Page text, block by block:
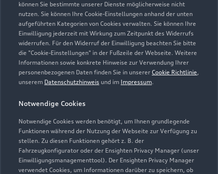
können Sie bestimmte unserer Dienste möglicherweise nicht
nutzen. Sie können Ihre Cookie-Einstellungen anhand der unten
aufgeführten Kategorien von Cookies verwalten. Sie können Ihre
Einwilligung jederzeit mit Wirkung zum Zeitpunkt des Widerrufs
widerrufen. Für den Widerruf der Einwilligung beachten Sie bitte
die "Cookie-Einstellungen" in der Fußzeile der Webseite. Weitere
Informationen sowie konkrete Hinweise zur Verwendung Ihrer
personenbezogenen Daten finden Sie in unserer Cookie Richtlinie,
unserem Datenschutzhinweis und im Impressum.
Notwendige Cookies
Notwendige Cookies werden benötigt, um Ihnen grundlegende
Funktionen während der Nutzung der Webseite zur Verfügung zu
stellen. Zu diesen Funktionen gehört z. B. der
Fahrzeugkonfigurator oder der Ensighten Privacy Manager (unser
Einwilligungsmanagementtool). Der Ensighten Privacy Manager
verwendet Cookies, um Informationen darüber zu speichern, ob
Verkauf
Geschlossen,öffnet am Freitag 08:00
Montag - Freitag 08:00 - 18:00
Samstag
09:00 - 14:00
Zurück nach oben